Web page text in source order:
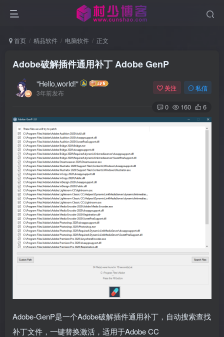
首页 精品软件 电脑软件 正文
Adobe破解插件通用补丁 Adobe GenP
"Hello,world!"
3年前发布
关注 私信
0 160 6
Adobe-GenP是一个Adobe破解插件通用补丁，自动搜索查找
补丁文件，一键替换激活，适用于Adobe CC